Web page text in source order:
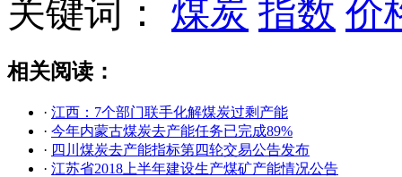
关键词： 煤炭 指数 价
相关阅读：
· 江西：7个部门联手化解煤炭过剩产能
· 今年内蒙古煤炭去产能任务已完成89%
· 四川煤炭去产能指标第四轮交易公告发布
· 江苏省2018上半年建设生产煤矿产能情况公告